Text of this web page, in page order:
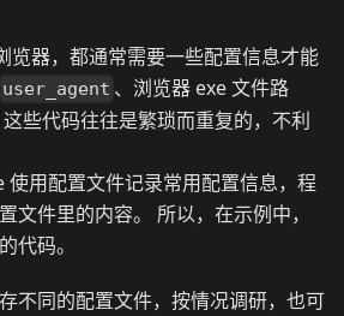
器，都通常需要一些配置信息才能
user_agent 、浏览器 exe 文件路
些代码往往是繁琐而重复的，不利
用配置文件记录常用配置信息，程
文件里的内容。 所以，在示例中，
代码。
不同的配置文件，按情况调研，也可